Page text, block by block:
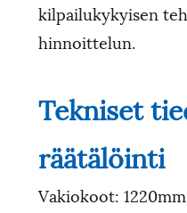
kilpailukykyisen
hinnoittelun.
Tekniset
räätälöinti
Vakiokoot: